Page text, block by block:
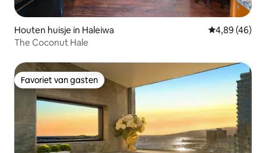
Houten huisje in Haleiwa Gemiddelde
4,89 (46)
The Coconut Hale
Favoriet van gasten
Favoriet van gasten